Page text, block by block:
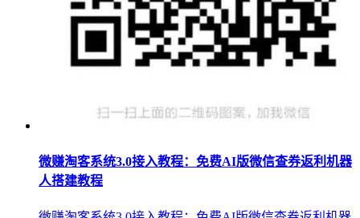
微赚淘客系统3.0接入教程：免费AI版微信查券返利机器
人搭建教程